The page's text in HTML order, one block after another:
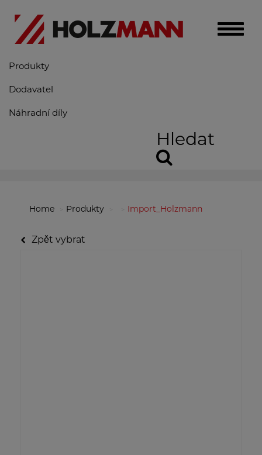
Toggle
Produkty
Dodavatel
Náhradní díly
Hledat
Home Produkty Import_Holzmann
Zpět vybrat